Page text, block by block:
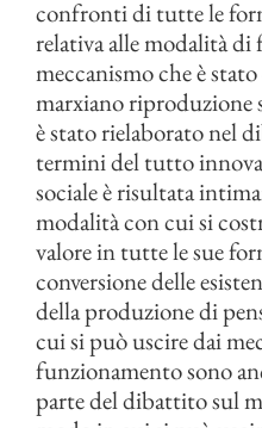
confronti di tutte le
relativa alle modalità
meccanismo che è
marxiano riproduzione
è stato rielaborato nel
termini del tutto
sociale è risultata
modalità con cui si
valore in tutte le sue
conversione delle
della produzione di
cui si può uscire dai
funzionamento sono
parte del dibattito sul